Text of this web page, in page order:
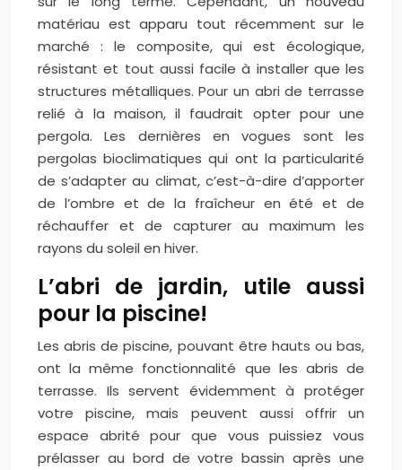
matériau est apparu tout récemment sur le
marché : le composite, qui est écologique,
résistant et tout aussi facile à installer que les
structures métalliques. Pour un abri de terrasse
relié à la maison, il faudrait opter pour une
pergola. Les dernières en vogues sont les
pergolas bioclimatiques qui ont la particularité
de s’adapter au climat, c’est-à-dire d’apporter
de l’ombre et de la fraîcheur en été et de
réchauffer et de capturer au maximum les
rayons du soleil en hiver.
L’abri de jardin, utile aussi
pour la piscine!
Les abris de piscine, pouvant être hauts ou bas,
ont la même fonctionnalité que les abris de
terrasse. Ils servent évidemment à protéger
votre piscine, mais peuvent aussi offrir un
espace abrité pour que vous puissiez vous
prélasser au bord de votre bassin après une